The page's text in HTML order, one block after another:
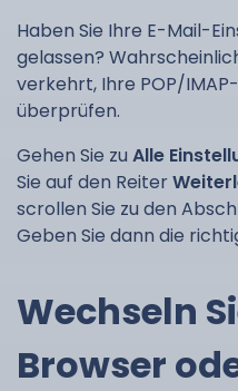
Haben Sie Ihre E-Mail-
gelassen?
verkehrt, Ihre POP/
überprüfen.
Gehen Sie zu Alle
Sie auf den Reiter
scrollen Sie zu den
Geben Sie dann die
Wechseln
Browser